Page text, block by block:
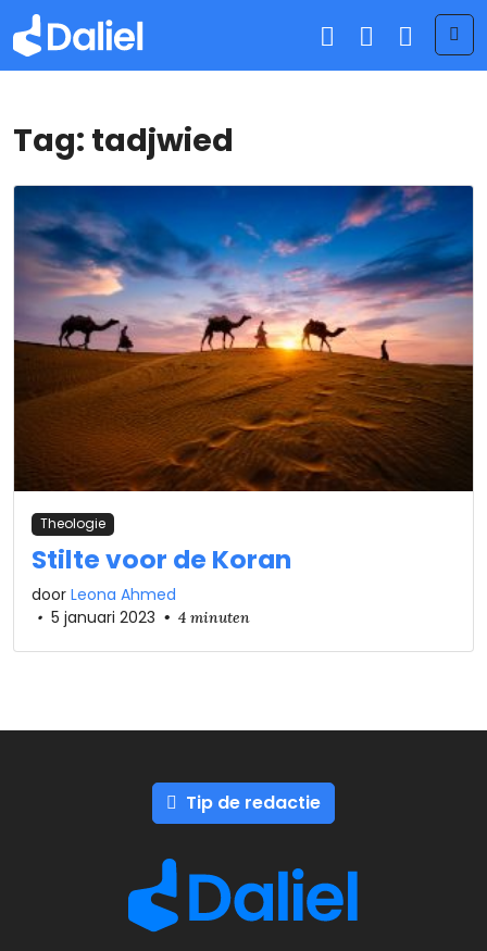
Tag: tadjwied
Theologie
Stilte voor de Koran
door Leona Ahmed
• 5 januari 2023 • 4 minuten
Tip de redactie